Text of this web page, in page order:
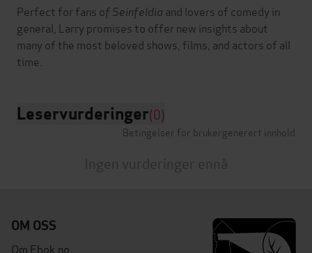
Perfect for fans of Seinfeldia and lovers of comedy in
general, Larry promises to offer new insights about
many of the most beloved shows, films, and actors of all
Leservurderinger(0)
Betingelser for brukergenerert innhold
Ingen vurderinger ennå
OM OSS
Om Ebok.no